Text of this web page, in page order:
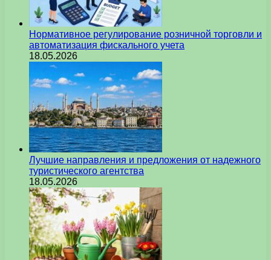
Нормативное регулирование розничной торговли и
автоматизация фискального учета
18.05.2026
Лучшие направления и предложения от надежного
туристического агентства
18.05.2026